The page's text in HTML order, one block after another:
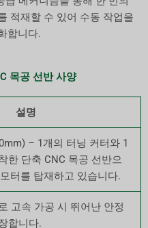
적재할 수 있어 수동 작업을
합니다.
목공 선반 사양
설명
– 1개의 터닝 커터와 1
한 단축 CNC 목공 선반으
터를 탑재하고 있습니다.
고속 가공 시 뛰어난 안정
합니다.